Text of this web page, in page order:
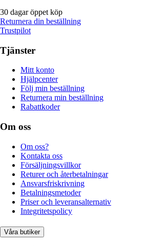
30 dagar öppet köp
Returnera din beställning
Trustpilot
Tjänster
Mitt konto
Hjälpcenter
Följ min beställning
Returnera min beställning
Rabattkoder
Om oss
Om oss?
Kontakta oss
Försäljningsvillkor
Returer och återbetalningar
Ansvarsfriskrivning
Betalningsmetoder
Priser och leveransalternativ
Integritetspolicy
Våra butiker